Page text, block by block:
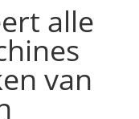
alle
van